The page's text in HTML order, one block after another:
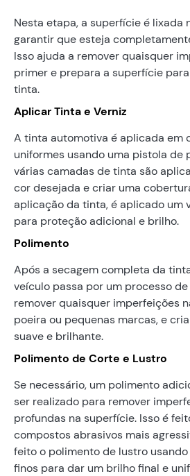
Nesta etapa, a superfície é lixada
garantir que esteja
Isso ajuda a remover quaisquer
primer e prepara a superfície
tinta.
Aplicar Tinta e Verniz
A tinta automotiva é aplicada em
uniformes usando uma pistola de
várias camadas de tinta são
cor desejada e criar uma
aplicação da tinta, é aplicado um
para proteção adicional e brilho.
Polimento
Após a secagem completa da
veículo passa por um processo
remover quaisquer imperfeições
poeira ou pequenas marcas, e
suave e brilhante.
Polimento de Corte e Lustro
Se necessário, um polimento
ser realizado para remover
profundas na superfície. Isso é
compostos abrasivos mais
feito o polimento de lustro
finos para dar um brilho final e